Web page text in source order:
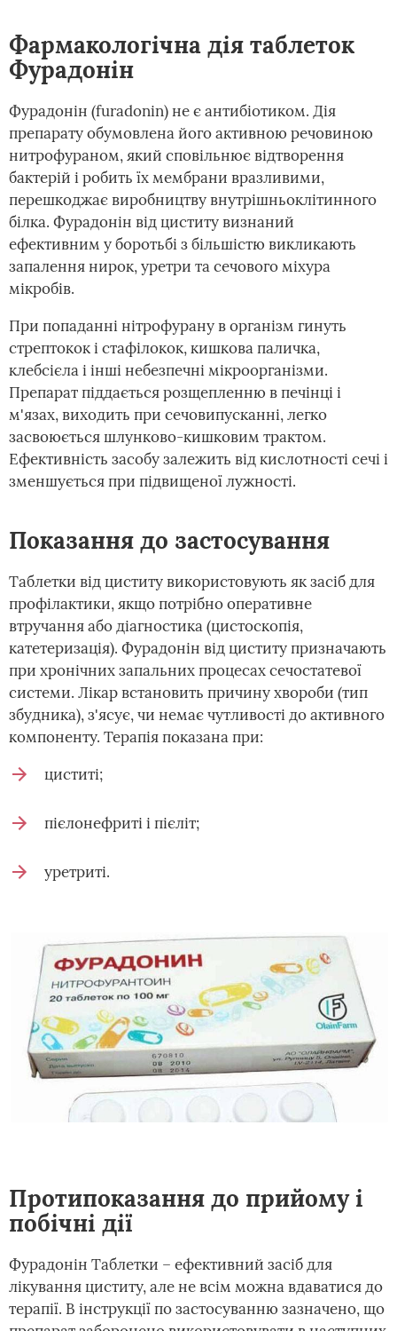
Фармакологічна дія таблеток
Фурадонін
Фурадонін (furadonin) не є антибіотиком. Дія
препарату обумовлена його активною речовиною
нитрофураном, який сповільнює відтворення
бактерій і робить їх мембрани вразливими,
перешкоджає виробництву внутрішньоклітинного
білка. Фурадонін від циститу визнаний
ефективним у боротьбі з більшістю викликають
запалення нирок, уретри та сечового міхура
мікробів.
При попаданні нітрофурану в організм гинуть
стрептокок і стафілокок, кишкова паличка,
клебсієла і інші небезпечні мікроорганізми.
Препарат піддається розщепленню в печінці і
м'язах, виходить при сечовипусканні, легко
засвоюється шлунково-кишковим трактом.
Ефективність засобу залежить від кислотності сечі і
зменшується при підвищеної лужності.
Показання до застосування
Таблетки від циститу використовують як засіб для
профілактики, якщо потрібно оперативне
втручання або діагностика (цистоскопія,
катетеризація). Фурадонін від циститу призначають
при хронічних запальних процесах сечостатевої
системи. Лікар встановить причину хвороби (тип
збудника), з'ясує, чи немає чутливості до активного
компоненту. Терапія показана при:
циститі;
пієлонефриті і пієліт;
уретриті.
Протипоказання до прийому і
побічні дії
Фурадонін Таблетки – ефективний засіб для
лікування циститу, але не всім можна вдаватися до
терапії. В інструкції по застосуванню зазначено, що